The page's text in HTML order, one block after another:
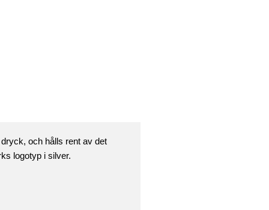
och hålls rent av det
logotyp i silver.